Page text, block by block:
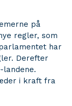
på
regler, som
har
Derefter
landene.
i kraft fra